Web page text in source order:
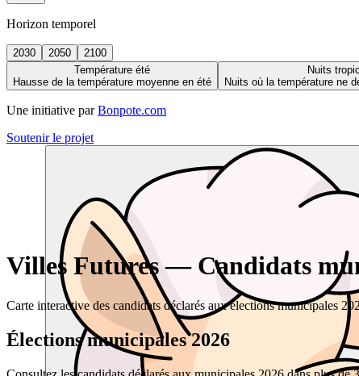
Horizon temporel
2030 2050
2100
Température été
Hausse de la température moyenne en été
Nuits
Nuits où la température ne
Une initiative par Bonpote.com
Soutenir le projet
Villes Futures — Candidats
Carte interactive des candidats déclarés aux élections municipales
Élections municipales 2026